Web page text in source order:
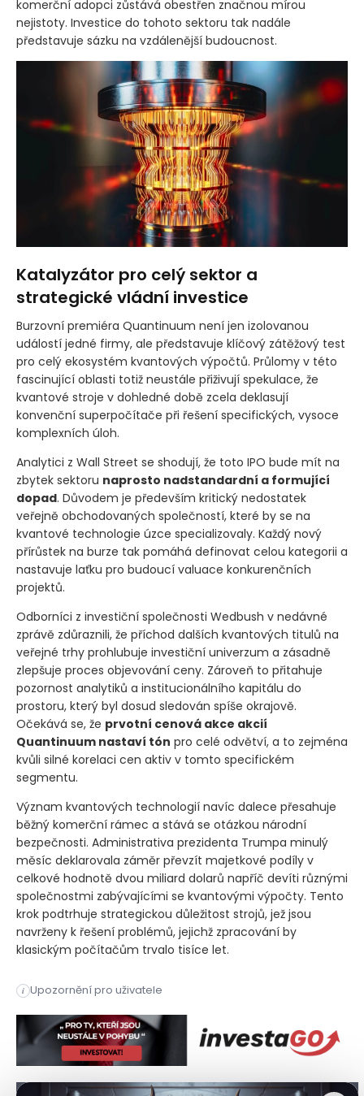
komerční adopci zůstává obestřen značnou mírou
nejistoty. Investice do tohoto sektoru tak nadále
představuje sázku na vzdálenější budoucnost.
Katalyzátor pro celý sektor a
strategické vládní investice
Burzovní premiéra Quantinuum není jen izolovanou
událostí jedné firmy, ale představuje klíčový zátěžový test
pro celý ekosystém kvantových výpočtů. Průlomy v této
fascinující oblasti totiž neustále přiživují spekulace, že
kvantové stroje v dohledné době zcela deklasují
konvenční superpočítače při řešení specifických, vysoce
komplexních úloh.
Analytici z Wall Street se shodují, že toto IPO bude mít na
zbytek sektoru naprosto nadstandardní a formující
dopad. Důvodem je především kritický nedostatek
veřejně obchodovaných společností, které by se na
kvantové technologie úzce specializovaly. Každý nový
přírůstek na burze tak pomáhá definovat celou kategorii a
nastavuje laťku pro budoucí valuace konkurenčních
projektů.
Odborníci z investiční společnosti Wedbush v nedávné
zprávě zdůraznili, že příchod dalších kvantových titulů na
veřejné trhy prohlubuje investiční univerzum a zásadně
zlepšuje proces objevování ceny. Zároveň to přitahuje
pozornost analytiků a institucionálního kapitálu do
prostoru, který byl dosud sledován spíše okrajově.
Očekává se, že prvotní cenová akce akcií
Quantinuum nastaví tón pro celé odvětví, a to zejména
kvůli silné korelaci cen aktiv v tomto specifickém
segmentu.
Význam kvantových technologií navíc dalece přesahuje
běžný komerční rámec a stává se otázkou národní
bezpečnosti. Administrativa prezidenta Trumpa minulý
měsíc deklarovala záměr převzít majetkové podíly v
celkové hodnotě dvou miliard dolarů napříč devíti různými
společnostmi zabývajícími se kvantovými výpočty. Tento
krok podtrhuje strategickou důležitost strojů, jež jsou
navrženy k řešení problémů, jejichž zpracování by
klasickým počítačům trvalo tisíce let.
i Upozornění pro uživatele
Společnost Quantinuum úspěšně prodala 28 milionů akcií